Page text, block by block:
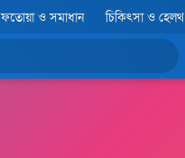
ফতোয়া ও সমাধান চিকিৎসা ও হেলথ